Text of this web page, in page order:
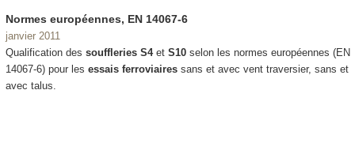
Normes européennes, EN 14067-6
janvier 2011
Qualification des souffleries S4et S10selon les normes européennes (EN
14067-6) pour les essais ferroviairessans et avec vent traversier, sans et
avec talus.